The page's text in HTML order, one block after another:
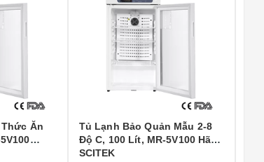
Mẫu 2-8
Hãng
Tủ Lạnh Lưu Mẫu Thức Ăn
Chuyên Dụng MR-5V60 Hãng
SCITEK